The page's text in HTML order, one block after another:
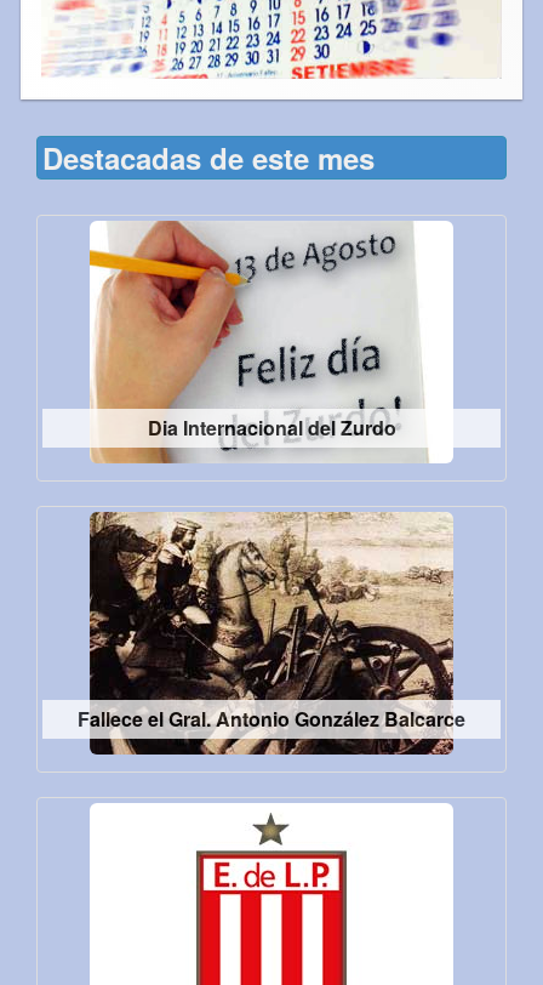
Destacadas de este mes
Dia Internacional del Zurdo
Fallece el Gral. Antonio González Balcarce